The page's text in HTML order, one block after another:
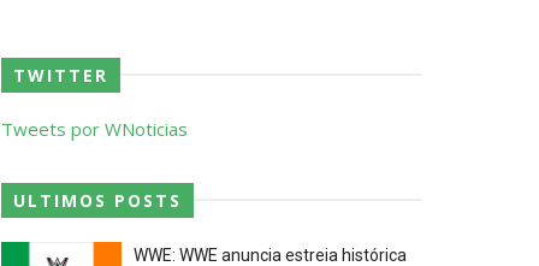
TWITTER
Tweets por WNoticias
ULTIMOS POSTS
WWE: WWE anuncia estreia histórica